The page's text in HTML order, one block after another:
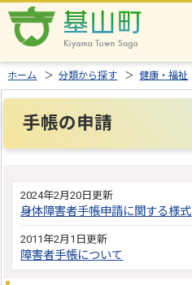
ホーム ＞分類から探す ＞健康・福祉
手帳の申請
2024年2月20日更新
身体障害者手帳申請に関する様式
2011年2月1日更新
障害者手帳について